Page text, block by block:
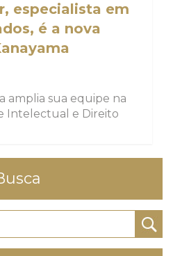
especialista em
é a nova
amplia sua equipe na
Intelectual e Direito